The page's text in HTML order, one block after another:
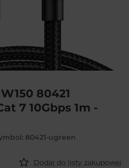
80421
7 10Gbps 1m -
80421-ugreen
Dodaj do listy zakupowej